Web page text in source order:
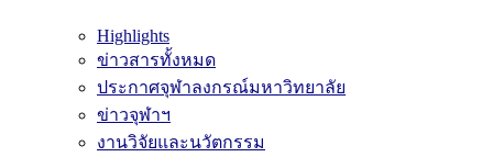
Highlights
ข่าวสารทั้งหมด
ประกาศจุฬาลงกรณ์มหาวิทยาลัย
ข่าวจุฬาฯ
งานวิจัยและนวัตกรรม